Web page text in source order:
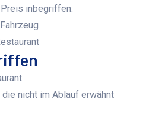
inbegriffen:
nicht im Ablauf erwähnt